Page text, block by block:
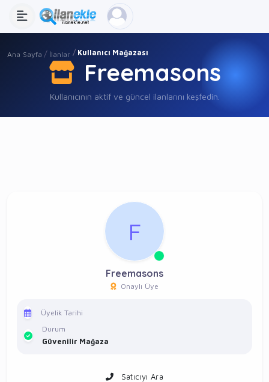
Ana Sayfa İlanlar Kullanıcı Mağazası
Freemasons
Kullanıcının aktif ve güncel ilanlarını keşfedin.
F
Freemasons
Onaylı Üye
Üyelik Tarihi
Durum
Güvenilir Mağaza
Satıcıyı Ara